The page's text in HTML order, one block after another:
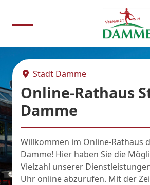
Stadt Damme
Online-Rathaus
Damme
Willkommen im Online-Rathaus
Damme! Hier haben Sie die
Vielzahl unserer
Uhr online abzurufen. Mit der